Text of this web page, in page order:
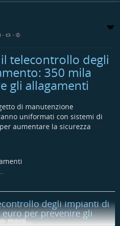
• •
telecontrollo degli
350 mila
gli allagamenti
di manutenzione
uniformati con sistemi di
aumentare la sicurezza
degli impianti di
per prevenire gli
more...